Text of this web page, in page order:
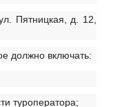
Пятницкая, д. 12,
должно включать:
туроператора;